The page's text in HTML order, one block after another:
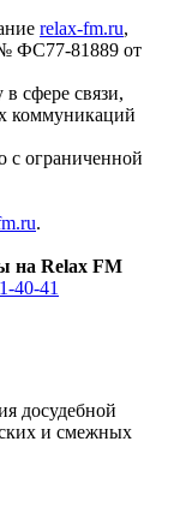
relax-fm.ru,
ФС77-81889 от
сфере связи,
коммуникаций
с ограниченной
.
на Relax FM
40-41
досудебной
и смежных